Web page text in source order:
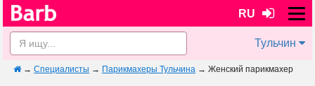
RU
Тульчин
→ Специалисты → Парикмахеры Тульчина → Женский парикмахер